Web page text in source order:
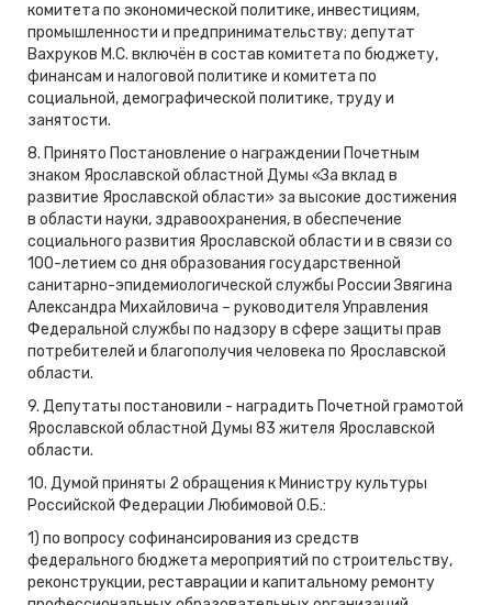
комитета по экономической политике, инвестициям,
промышленности и предпринимательству; депутат
Вахруков М.С. включён в состав комитета по бюджету,
финансам и налоговой политике и комитета по
социальной, демографической политике, труду и
занятости.
8. Принято Постановление о награждении Почетным
знаком Ярославской областной Думы «За вклад в
развитие Ярославской области» за высокие достижения
в области науки, здравоохранения, в обеспечение
социального развития Ярославской области и в связи со
100-летием со дня образования государственной
санитарно-эпидемиологической службы России Звягина
Александра Михайловича – руководителя Управления
Федеральной службы по надзору в сфере защиты прав
потребителей и благополучия человека по Ярославской
области.
9. Депутаты постановили - наградить Почетной грамотой
Ярославской областной Думы 83 жителя Ярославской
области.
10. Думой приняты 2 обращения к Министру культуры
Российской Федерации Любимовой О.Б.:
1) по вопросу софинансирования из средств
федерального бюджета мероприятий по строительству,
реконструкции, реставрации и капитальному ремонту